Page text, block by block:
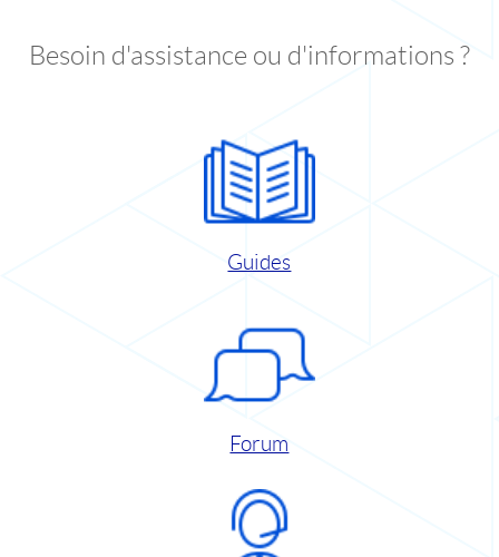
Besoin d'assistance ou d'informations ?
Guides
Forum